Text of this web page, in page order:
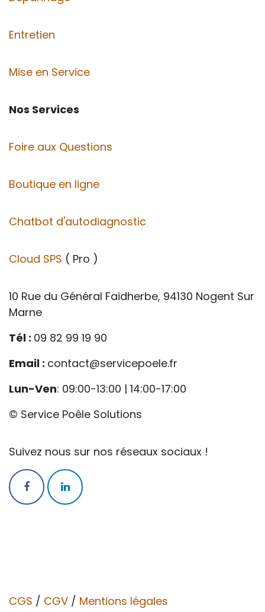
Entretien
Mise en Service
Nos Services
Foire aux Questions
Boutique en ligne
Chatbot d'autodiagnostic
Cloud SPS ( Pro )
10 Rue du Général Faidherbe, 94130 Nogent Sur
Marne
Tél : 09 82 99 19 90
Email : contact@servicepoele.fr
Lun-Ven: 09:00-13:00 | 14:00-17:00
© Service Poêle Solutions
Suivez nous sur nos réseaux sociaux !
CGS / CGV​​ / Mentions légales